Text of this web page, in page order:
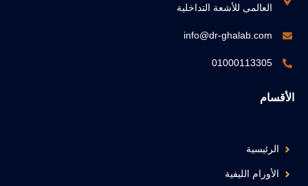
العالمى للأشعة التداخلية
info@dr-ghalab.com
01000113305
الأقسام
الرئيسية
الأورام الليفية